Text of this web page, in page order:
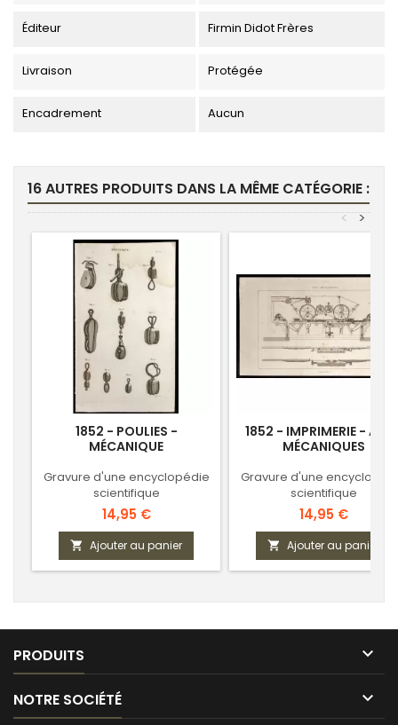
Éditeur Firmin Didot Frères
Livraison Protégée
Encadrement Aucun
16 AUTRES PRODUITS DANS LA MÊME CATÉGORIE :
>
<
1852 - POULIES -
MÉCANIQUE
Gravure d'une encyclopédie
scientifique
Prix
14,95 €
 Ajouter au panier
1852 - IMPRIMERIE -
MÉCANIQUES
Gravure d'une
scientifique
Prix
14,95 €
 Ajouter au panier
PRODUITS 
NOTRE SOCIÉTÉ 